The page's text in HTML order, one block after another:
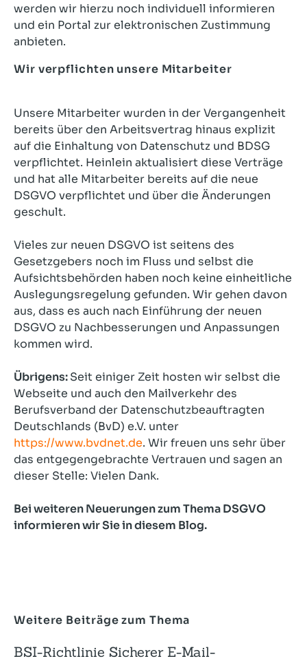
werden wir hierzu noch individuell informieren
und ein Portal zur elektronischen Zustimmung
anbieten.
Wir verpflichten unsere Mitarbeiter
Unsere Mitarbeiter wurden in der Vergangenheit
bereits über den Arbeitsvertrag hinaus explizit
auf die Einhaltung von Datenschutz und BDSG
verpflichtet. Heinlein aktualisiert diese Verträge
und hat alle Mitarbeiter bereits auf die neue
DSGVO verpflichtet und über die Änderungen
geschult.
Vieles zur neuen DSGVO ist seitens des
Gesetzgebers noch im Fluss und selbst die
Aufsichtsbehörden haben noch keine einheitliche
Auslegungsregelung gefunden. Wir gehen davon
aus, dass es auch nach Einführung der neuen
DSGVO zu Nachbesserungen und Anpassungen
kommen wird.
Übrigens:Seit einiger Zeit hosten wir selbst die
Webseite und auch den Mailverkehr des
Berufsverband der Datenschutzbeauftragten
Deutschlands (BvD) e.V. unter
https://www.bvdnet.de. Wir freuen uns sehr über
das entgegengebrachte Vertrauen und sagen an
dieser Stelle: Vielen Dank.
Bei weiteren Neuerungenzum Thema DSGVO
informieren wir Sie in diesem Blog.
Weitere Beiträge zum Thema
BSI-Richtlinie Sicherer E-Mail-